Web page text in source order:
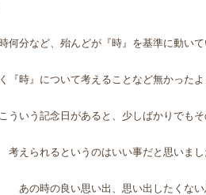
何分など、殆んどが『時』を基準に動いて
『時』について考えることなど無かったよ
ういう記念日があると、少しばかりでも
えられるというのはいい事だと思いまし
の時の良い思い出、思い出したくない